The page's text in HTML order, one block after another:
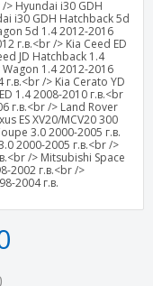
> Hyundai i30 GDH
i30 GDH Hatchback 5d
5d 1.4 2012-2016
г.в.<br /> Kia Ceed ED
JD Hatchback 1.4
Wagon 1.4 2012-2016
/> Kia Cerato YD
1.4 2008-2010 г.в.<br
г.в.<br /> Land Rover
ES XV20/MCV20 300
3.0 2000-2005 г.в.
2000-2005 г.в.<br />
/> Mitsubishi Space
2002 г.в.<br />
2004 г.в.